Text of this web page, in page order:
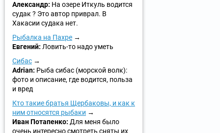
Александр: На озере Иткуль водится
судак ? Это автор приврал. В
Хакасии судака нет.
Рыбалка на Пахре
Евгений: Ловить-то надо уметь
Сибас
Adrian: Рыба сибас (морской волк):
фото и описание, где водится, польза
и вред
Кто такие братья Щербаковы, и как к
ним относятся рыбаки
Иван Потапенко: Для меня было
очень интересно смотреть сняты их